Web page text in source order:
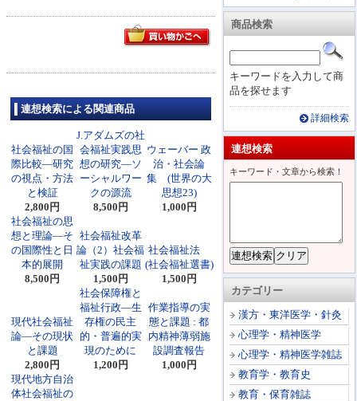
商品検索
キーワードを入力して商
品を探せます
詳細検索
連想検索
キーワード・文章から検索！
カテゴリー
漢方・東洋医学・針灸
心理学・精神医学
心理学・精神医学雑誌
教育学・教育史
教育・保育雑誌
連想検索による関連商品
社会福祉の国
際比較―研究
の視点・方法
と検証
2,800円
J.アダムズの社
会福祉実践思
想の研究―ソ
ーシャルワー
クの源流
8,500円
ウェーバー 政
治・社会論
集 (世界の大
思想23)
1,000円
社会福祉の思
想と理論―そ
の国際性と日
本的展開
8,500円
社会福祉改革
論（2）社会福
祉実践の課題
1,500円
社会福祉法
(社会福祉選書)
1,500円
現代社会福祉
論―その現状
と課題
2,800円
社会保障権と
福祉行政―生
存権の民主
的・普遍的実
現のために
1,200円
作業指導の実
態と課題 : 都
内精神薄弱施
設調査報告
1,000円
現代地方自治
体社会福祉の